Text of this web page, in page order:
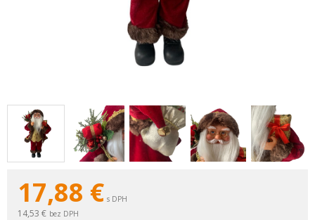
17,88 € s DPH
14,53 € bez DPH